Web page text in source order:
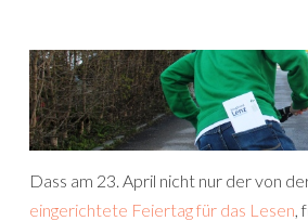
Dass am 23. April nicht nur der von
eingerichtete Feiertag für das Lesen,